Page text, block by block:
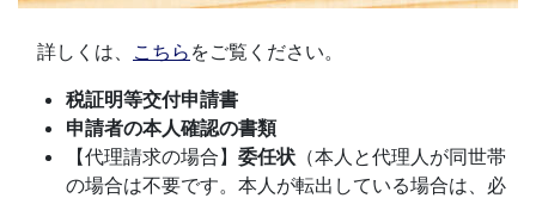
詳しくは、 こちら をご覧ください。
税証明等交付申請書
申請者の本人確認の書類
【代理請求の場合】 委任状 （本人と代理人が同世帯
の場合は不要です。本人が転出している場合は、必